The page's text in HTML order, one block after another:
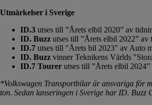
Utmärkelser i Sverige
ID.3 utses till ”Årets elbil 2020” av
ID. Buzz utses till ”Årets elbil 2022” av
ID.7 utses till "Årets bil 2023" av Auto
ID. Buzz vinner Teknikens Världs
ID.7 Tourer utses till ”Årets elbil
*Volkswagen Transportbilar är ansvariga för
ton. Sedan lanseringen i Sverige har ID. Buzz